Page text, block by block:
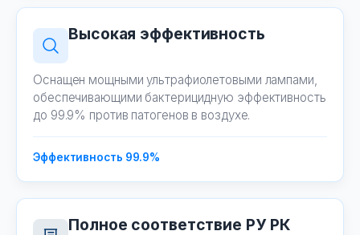
Высокая эффективность
Оснащен мощными ультрафиолетовыми лампами,
обеспечивающими бактерицидную эффективность
до 99.9% против патогенов в воздухе.
Эффективность 99.9%
Полное соответствие РУ РК